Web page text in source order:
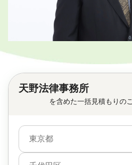
天野法律事務所
を含めた一括見積もりの
東京都